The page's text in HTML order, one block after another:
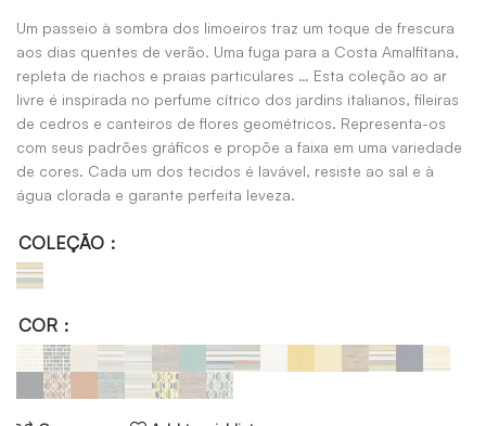
Um passeio à sombra dos limoeiros traz um toque de frescura
aos dias quentes de verão. Uma fuga para a Costa Amalfitana,
repleta de riachos e praias particulares … Esta coleção ao ar
livre é inspirada no perfume cítrico dos jardins italianos, fileiras
de cedros e canteiros de flores geométricos. Representa-os
com seus padrões gráficos e propõe a faixa em uma variedade
de cores. Cada um dos tecidos é lavável, resiste ao sal e à
água clorada e garante perfeita leveza.
COLEÇÃO
COR